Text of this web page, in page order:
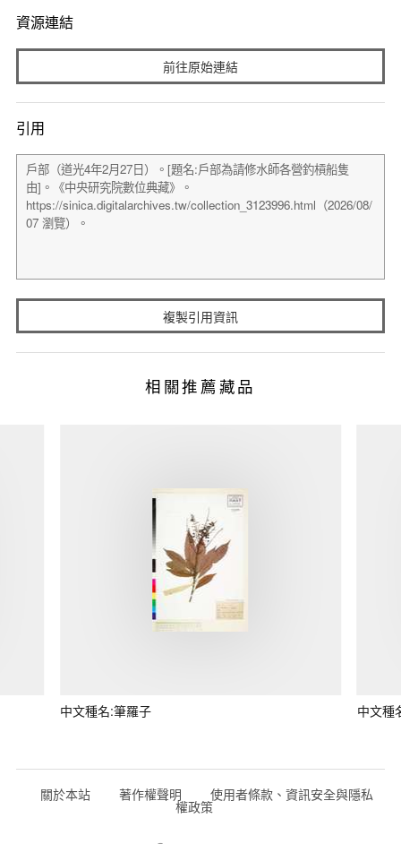
資源連結
前往原始連結
引用
複製引用資訊
相關推薦藏品
中文種名:筆羅子 中文種
關於本站 著作權聲明 使用者條款、資訊安全與隱私
權政策